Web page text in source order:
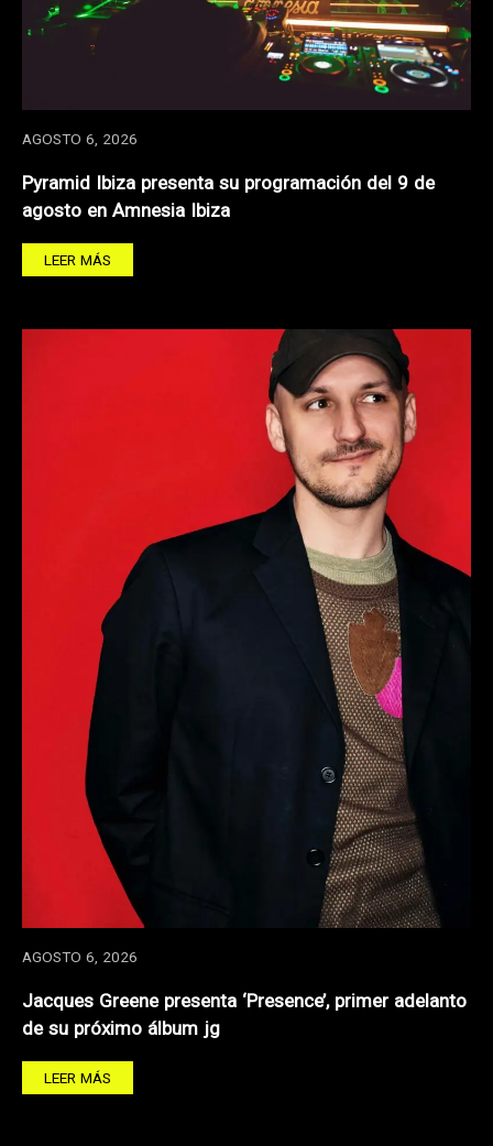
AGOSTO 6, 2026
Pyramid Ibiza presenta su programación del 9 de
agosto en Amnesia Ibiza
LEER MÁS
AGOSTO 6, 2026
Jacques Greene presenta ‘Presence’, primer adelanto
de su próximo álbum jg
LEER MÁS